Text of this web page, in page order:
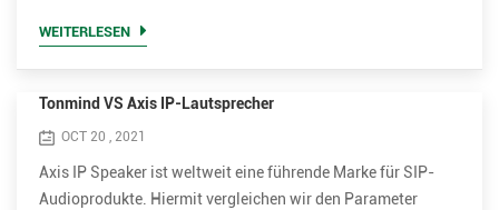
WEITERLESEN
Tonmind VS Axis IP-Lautsprecher
OCT 20 , 2021
Axis IP Speaker ist weltweit eine führende Marke für SIP-
Audioprodukte. Hiermit vergleichen wir den Parameter